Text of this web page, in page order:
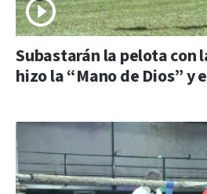
Subastarán la pelota con
hizo la “Mano de Dios” y